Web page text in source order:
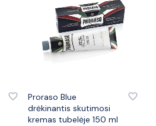
Proraso Blue
drėkinantis skutimosi
kremas tubelėje 150 ml